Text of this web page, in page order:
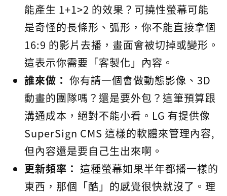
能產生 1+1>2 的效果？可撓性螢幕可能
是奇怪的長條形、弧形，你不能直接拿個
16:9 的影片去播，畫面會被切掉或變形。
這表示你需要「客製化」內容。
誰來做： 你有請一個會做動態影像、3D
動畫的團隊嗎？還是要外包？這筆預算跟
溝通成本，絕對不能小看。LG 有提供像
SuperSign CMS 這樣的軟體來管理內容,
但內容還是要自己生出來啊。
更新頻率： 這種螢幕如果半年都播一樣的
東西，那個「酷」的感覺很快就沒了。理